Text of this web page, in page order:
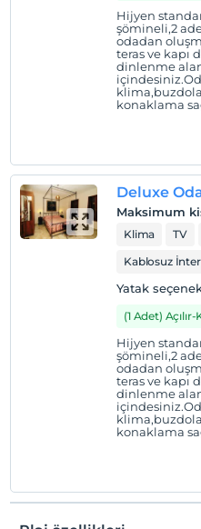
Odalarda sigara içilmez
2 yaşına kadar olan
Her bir oda için 6 yaşına
Hijyen
şömineli,2
odadan
teras ve kapı
dinlenme
konaklama
arasında
Deluxe
Maksimum
Klima TV
Kablosuz
Yatak
(1 Adet) Açılır-
Hijyen
şömineli,2
odadan
teras ve kapı
dinlenme
konaklama
arasında